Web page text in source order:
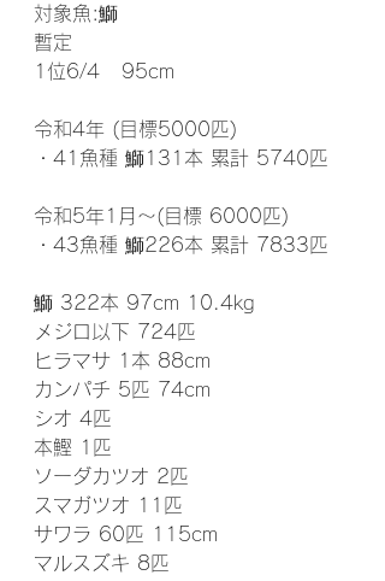
対象魚:鰤
暫定
1位6/4   95cm
令和4年 (目標5000匹)
・41魚種 鰤131本 累計 5740匹
令和5年1月～(目標 6000匹)
・43魚種 鰤226本 累計 7833匹
鰤 322本 97cm 10.4kg
メジロ以下 724匹
ヒラマサ 1本 88cm
カンパチ 5匹 74cm
シオ 4匹
本鰹 1匹
ソーダカツオ 2匹
スマガツオ 11匹
サワラ 60匹 115cm
マルスズキ 8匹